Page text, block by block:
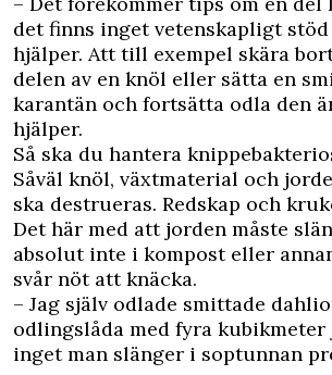
det finns inget vetenskapligt
hjälper. Att till exempel skära
delen av en knöl eller sätta en
karantän och fortsätta odla den
hjälper.
Så ska du hantera
Såväl knöl, växtmaterial och
ska destrueras. Redskap och
Det här med att jorden måste
absolut inte i kompost eller
svår nöt att knäcka.
– Jag själv odlade smittade
odlingslåda med fyra kubikmeter
inget man slänger i soptunnan